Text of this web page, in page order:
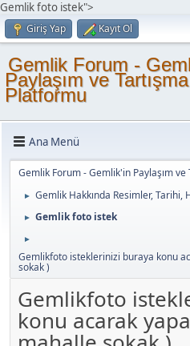
Gemlik foto istek">
Giriş Yap Kayıt Ol
Gemlik Forum -
Paylaşım ve Tartışma
Platformu
Ana Menü
Gemlik Forum - Gemlik'in Paylaşım
► Gemlik Hakkında Resimler,
► Gemlik foto istek
►
Gemlikfoto isteklerinizi buraya konu
sokak )
Gemlikfoto
konu acarak